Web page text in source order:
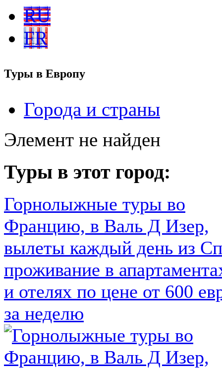
RU
FR
Туры в Европу
Города и страны
Элемент не найден
Туры в этот город:
Горнолыжные туры во
Францию, в Валь Д Изер,
вылеты каждый день из
проживание в
и отелях по цене от 600
за неделю